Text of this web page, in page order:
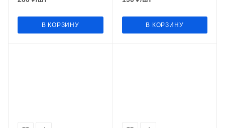
В КОРЗИНУ В КОРЗИНУ